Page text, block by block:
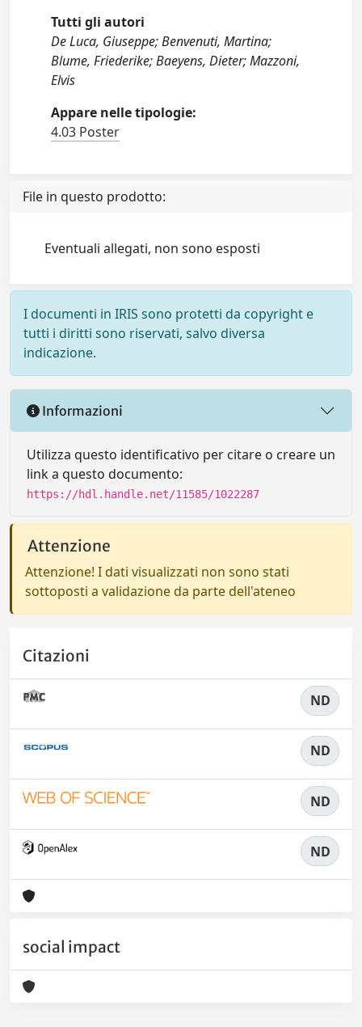
Tutti gli autori
De Luca, Giuseppe; Benvenuti, Martina;
Blume, Friederike; Baeyens, Dieter; Mazzoni,
Elvis
Appare nelle tipologie:
4.03 Poster
File in questo prodotto:
Eventuali allegati, non sono esposti
I documenti in IRIS sono protetti da copyright e
tutti i diritti sono riservati, salvo diversa
indicazione.
Informazioni
Utilizza questo identificativo per citare o creare un
link a questo documento:
https://hdl.handle.net/11585/1022287
Attenzione
Attenzione! I dati visualizzati non sono stati
sottoposti a validazione da parte dell'ateneo
Citazioni
ND
ND
ND
ND
social impact